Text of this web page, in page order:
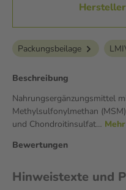
Packungsbeilage
Beschreibung
Nahrungsergänzungsmittel
Methylsulfonylmethan
und Chondroitinsulfat… Mehr
Bewertungen
Hinweistexte und